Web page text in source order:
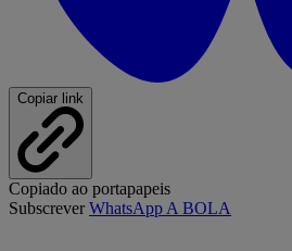
Copiar link
Copiado ao portapapeis
SubscreverWhatsApp A BOLA